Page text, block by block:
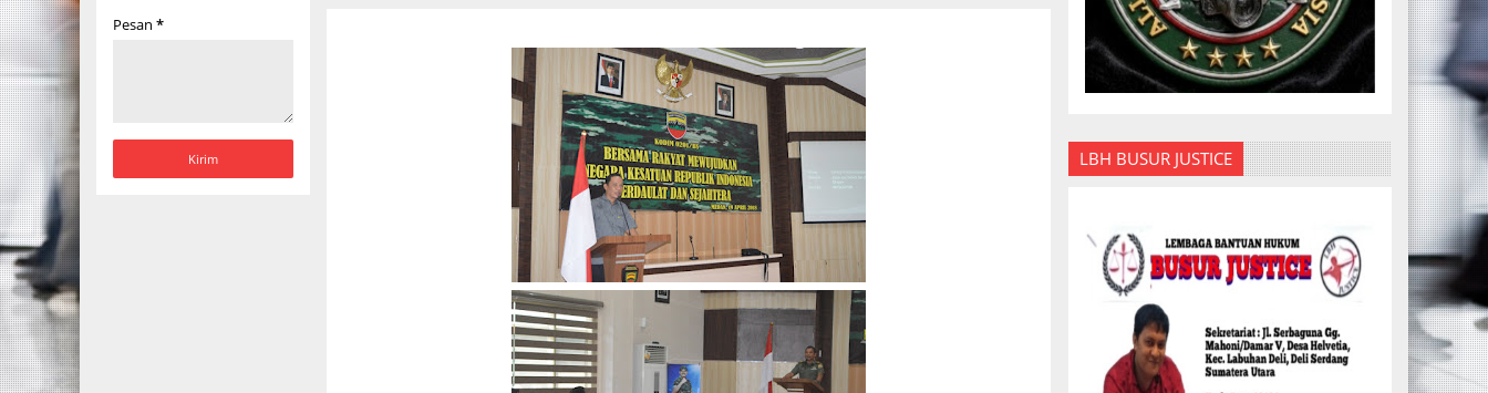
Pesan *
LBH BUSUR JUSTICE